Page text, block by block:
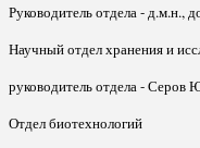
Руководитель отдела - д.м.н.,
Научный отдел хранения и
руководитель отдела - Серов
Отдел биотехнологий